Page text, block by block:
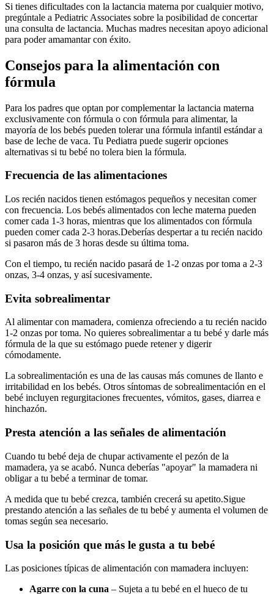
Si tienes dificultades con la lactancia materna por cualquier motivo,
pregúntale a Pediatric Associates sobre la posibilidad de concertar
una consulta de lactancia. Muchas madres necesitan apoyo adicional
para poder amamantar con éxito.
Consejos para la alimentación con
fórmula
Para los padres que optan por complementar la lactancia materna
exclusivamente con fórmula o con fórmula para alimentar, la
mayoría de los bebés pueden tolerar una fórmula infantil estándar a
base de leche de vaca. Tu Pediatra puede sugerir opciones
alternativas si tu bebé no tolera bien la fórmula.
Frecuencia de las alimentaciones
Los recién nacidos tienen estómagos pequeños y necesitan comer
con frecuencia. Los bebés alimentados con leche materna pueden
comer cada 1-3 horas, mientras que los alimentados con fórmula
pueden comer cada 2-3 horas.Deberías despertar a tu recién nacido
si pasaron más de 3 horas desde su última toma.
Con el tiempo, tu recién nacido pasará de 1-2 onzas por toma a 2-3
onzas, 3-4 onzas, y así sucesivamente.
Evita sobrealimentar
Al alimentar con mamadera, comienza ofreciendo a tu recién nacido
1-2 onzas por toma. No quieres sobrealimentar a tu bebé y darle más
fórmula de la que su estómago puede retener y digerir
cómodamente.
La sobrealimentación es una de las causas más comunes de llanto e
irritabilidad en los bebés. Otros síntomas de sobrealimentación en el
bebé incluyen regurgitaciones frecuentes, vómitos, gases, diarrea e
hinchazón.
Presta atención a las señales de alimentación
Cuando tu bebé deja de chupar activamente el pezón de la
mamadera, ya se acabó. Nunca deberías "apoyar" la mamadera ni
obligar a tu bebé a terminar de tomar.
A medida que tu bebé crezca, también crecerá su apetito.Sigue
prestando atención a las señales de tu bebé y aumenta el volumen de
tomas según sea necesario.
Usa la posición que más le gusta a tu bebé
Las posiciones típicas de alimentación con mamadera incluyen:
Agarre con la cuna – Sujeta a tu bebé en el hueco de tu